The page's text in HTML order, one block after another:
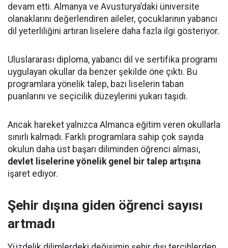
devam etti. Almanya ve Avusturya’daki üniversite
olanaklarını değerlendiren aileler, çocuklarının yabancı
dil yeterliliğini artıran liselere daha fazla ilgi gösteriyor.
Uluslararası diploma, yabancı dil ve sertifika programı
uygulayan okullar da benzer şekilde öne çıktı. Bu
programlara yönelik talep, bazı liselerin taban
puanlarını ve seçicilik düzeylerini yukarı taşıdı.
Ancak hareket yalnızca Almanca eğitim veren okullarla
sınırlı kalmadı. Farklı programlara sahip çok sayıda
okulun daha üst başarı diliminden öğrenci alması,
devlet liselerine yönelik genel bir talep artışına
işaret ediyor.
Şehir dışına giden öğrenci sayısı
artmadı